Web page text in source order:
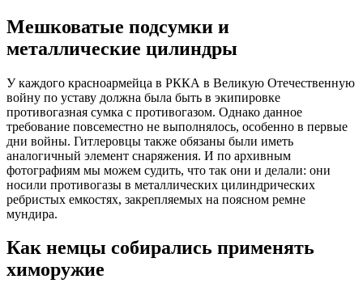
Мешковатые подсумки и
металлические цилиндры
У каждого красноармейца в РККА в Великую Отечественную
войну по уставу должна была быть в экипировке
противогазная сумка с противогазом. Однако данное
требование повсеместно не выполнялось, особенно в первые
дни войны. Гитлеровцы также обязаны были иметь
аналогичный элемент снаряжения. И по архивным
фотографиям мы можем судить, что так они и делали: они
носили противогазы в металлических цилиндрических
ребристых емкостях, закрепляемых на поясном ремне
мундира.
Как немцы собирались применять
химоружие